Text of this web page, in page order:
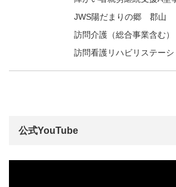
JWS陽だまりの郷 郡山
訪問介護（総合事業含む）
訪問看護リハビリステーシ
公式YouTube